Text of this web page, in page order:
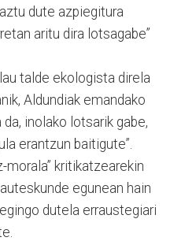
dute azpiegitura
aritu dira lotsagabe”
talde ekologista direla
Aldundiak emandako
da, inolako lotsarik gabe,
erantzun baitigute”.
morala” kritikatzearekin
egunean hain
dutela erraustegiari